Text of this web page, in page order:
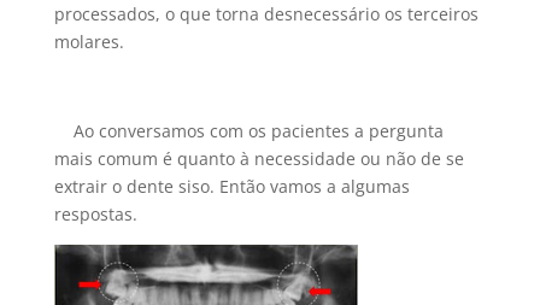
processados, o que torna desnecessário os terceiros
molares.
Ao conversamos com os pacientes a pergunta
mais comum é quanto à necessidade ou não de se
extrair o dente siso. Então vamos a algumas
respostas.